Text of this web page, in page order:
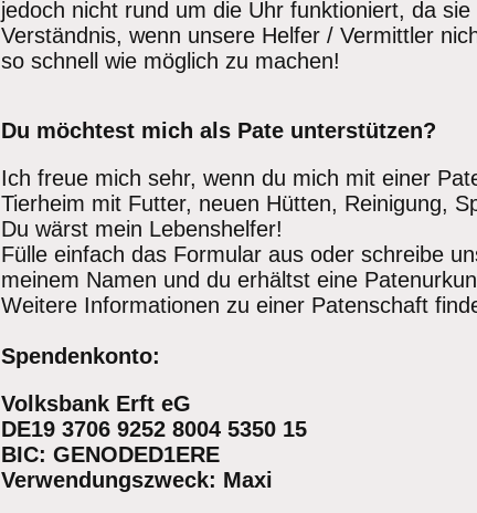
jedoch nicht rund um die Uhr funktioniert, da
Verständnis, wenn unsere Helfer / Vermittler
so schnell wie möglich zu machen!
Du möchtest mich als Pate unterstützen?
Ich freue mich sehr, wenn du mich mit einer
Tierheim mit Futter, neuen Hütten, Reinigung,
Du wärst mein Lebenshelfer!
Fülle einfach das Formular aus oder schreibe
meinem Namen und du erhältst eine
Weitere Informationen zu einer Patenschaft
Spendenkonto:
Volksbank Erft eG
DE19 3706 9252 8004 5350 15
BIC: GENODED1ERE
Verwendungszweck: Maxi